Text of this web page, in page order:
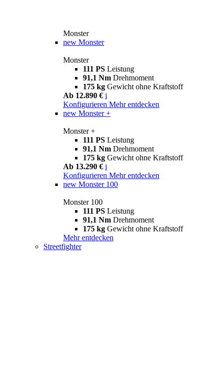
Monster
new Monster
Monster
111 PS Leistung
91,1 Nm Drehmoment
175 kg Gewicht ohne Kraftstoff
Ab 12.890 € i
Konfigurieren Mehr entdecken
new Monster +
Monster +
111 PS Leistung
91,1 Nm Drehmoment
175 kg Gewicht ohne Kraftstoff
Ab 13.290 € i
Konfigurieren Mehr entdecken
new Monster 100
Monster 100
111 PS Leistung
91,1 Nm Drehmoment
175 kg Gewicht ohne Kraftstoff
Mehr entdecken
Streetfighter